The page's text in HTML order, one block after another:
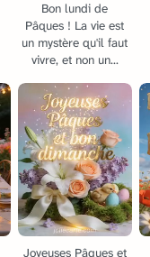
Bon lundi de
Pâques ! La vie est
un mystère qu'il faut
vivre, et non un...
Joyeuses Pâques et